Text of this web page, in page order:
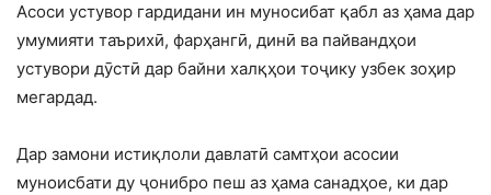
Асоси устувор гардидани ин муносибат қабл аз ҳама дар
умумияти таърихӣ, фарҳангӣ, динӣ ва пайвандҳои
устувори дӯстӣ дар байни халқҳои тоҷику узбек зоҳир
мегардад.
Дар замони истиқлоли давлатӣ самтҳои асосии
муноисбати ду ҷонибро пеш аз ҳама санадҳое, ки дар